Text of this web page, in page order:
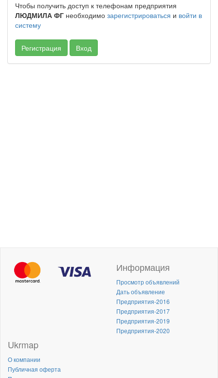
Чтобы получить доступ к телефонам предприятия
ЛЮДМИЛА ФГ необходимо зарегистрироваться и войти в
систему
Регистрация Вход
Информация
Просмотр объявлений
Дать объявление
Предприятия-2016
Предприятия-2017
Предприятия-2019
Предприятия-2020
Ukrmap
О компании
Публичная оферта